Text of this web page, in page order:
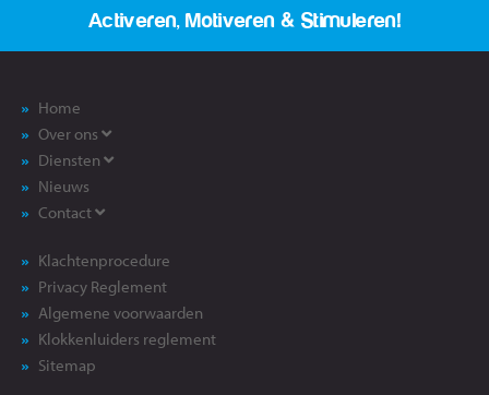
Activeren, Motiveren & Stimuleren!
Home
Over ons
Diensten
Nieuws
Contact
Klachtenprocedure
Privacy Reglement
Algemene voorwaarden
Klokkenluiders reglement
Sitemap